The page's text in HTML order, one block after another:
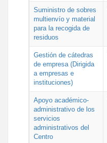
Suministro de sobres
multienvío y material
para la recogida de
residuos
Gestión de cátedras
de empresa (Dirigida
a empresas e
instituciones)
Apoyo académico-
administrativo de los
servicios
administrativos del
Centro